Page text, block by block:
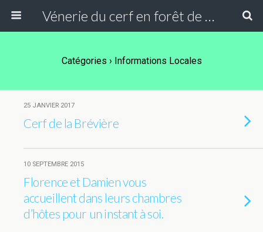
Vénerie du cerf en forêt de Compiègne
Catégories › Informations Locales
25 JANVIER 2017
Cerf de la Brévière
10 SEPTEMBRE 2015
Florence et Damien vous
accueillent dans leurs chambres
d’hôtes pour un instant à soi.